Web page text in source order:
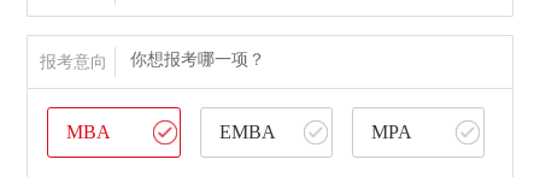
报考意向 你想报考哪一项？
MBA EMBA MPA